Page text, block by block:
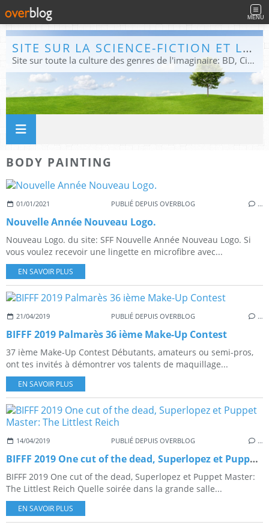
MENU
SITE SUR LA SCIENCE-FICTION ET LE FANTASTIQUE
Site sur toute la culture des genres de l'imaginaire: BD, Cinéma, Livre, Jeux, Théâtre. Présent dans les principaux festivals de film fantastique e de science-fiction, salons et conventions.
BODY PAINTING
01/01/2021 PUBLIÉ DEPUIS OVERBLOG …
Nouvelle Année Nouveau Logo.
Nouveau Logo. du site: SFF Nouvelle Année Nouveau Logo. Si
vous voulez recevoir une lingette en microfibre avec...
EN SAVOIR PLUS
21/04/2019 PUBLIÉ DEPUIS OVERBLOG …
BIFFF 2019 Palmarès 36 ième Make-Up Contest
37 ième Make-Up Contest Débutants, amateurs ou semi-pros,
ont tes invités à démontrer vos talents de maquillage...
EN SAVOIR PLUS
14/04/2019 PUBLIÉ DEPUIS OVERBLOG …
BIFFF 2019 One cut of the dead, Superlopez et Puppet Master: The Littlest Reich
BIFFF 2019 One cut of the dead, Superlopez et Puppet Master:
The Littlest Reich Quelle soirée dans la grande salle...
EN SAVOIR PLUS